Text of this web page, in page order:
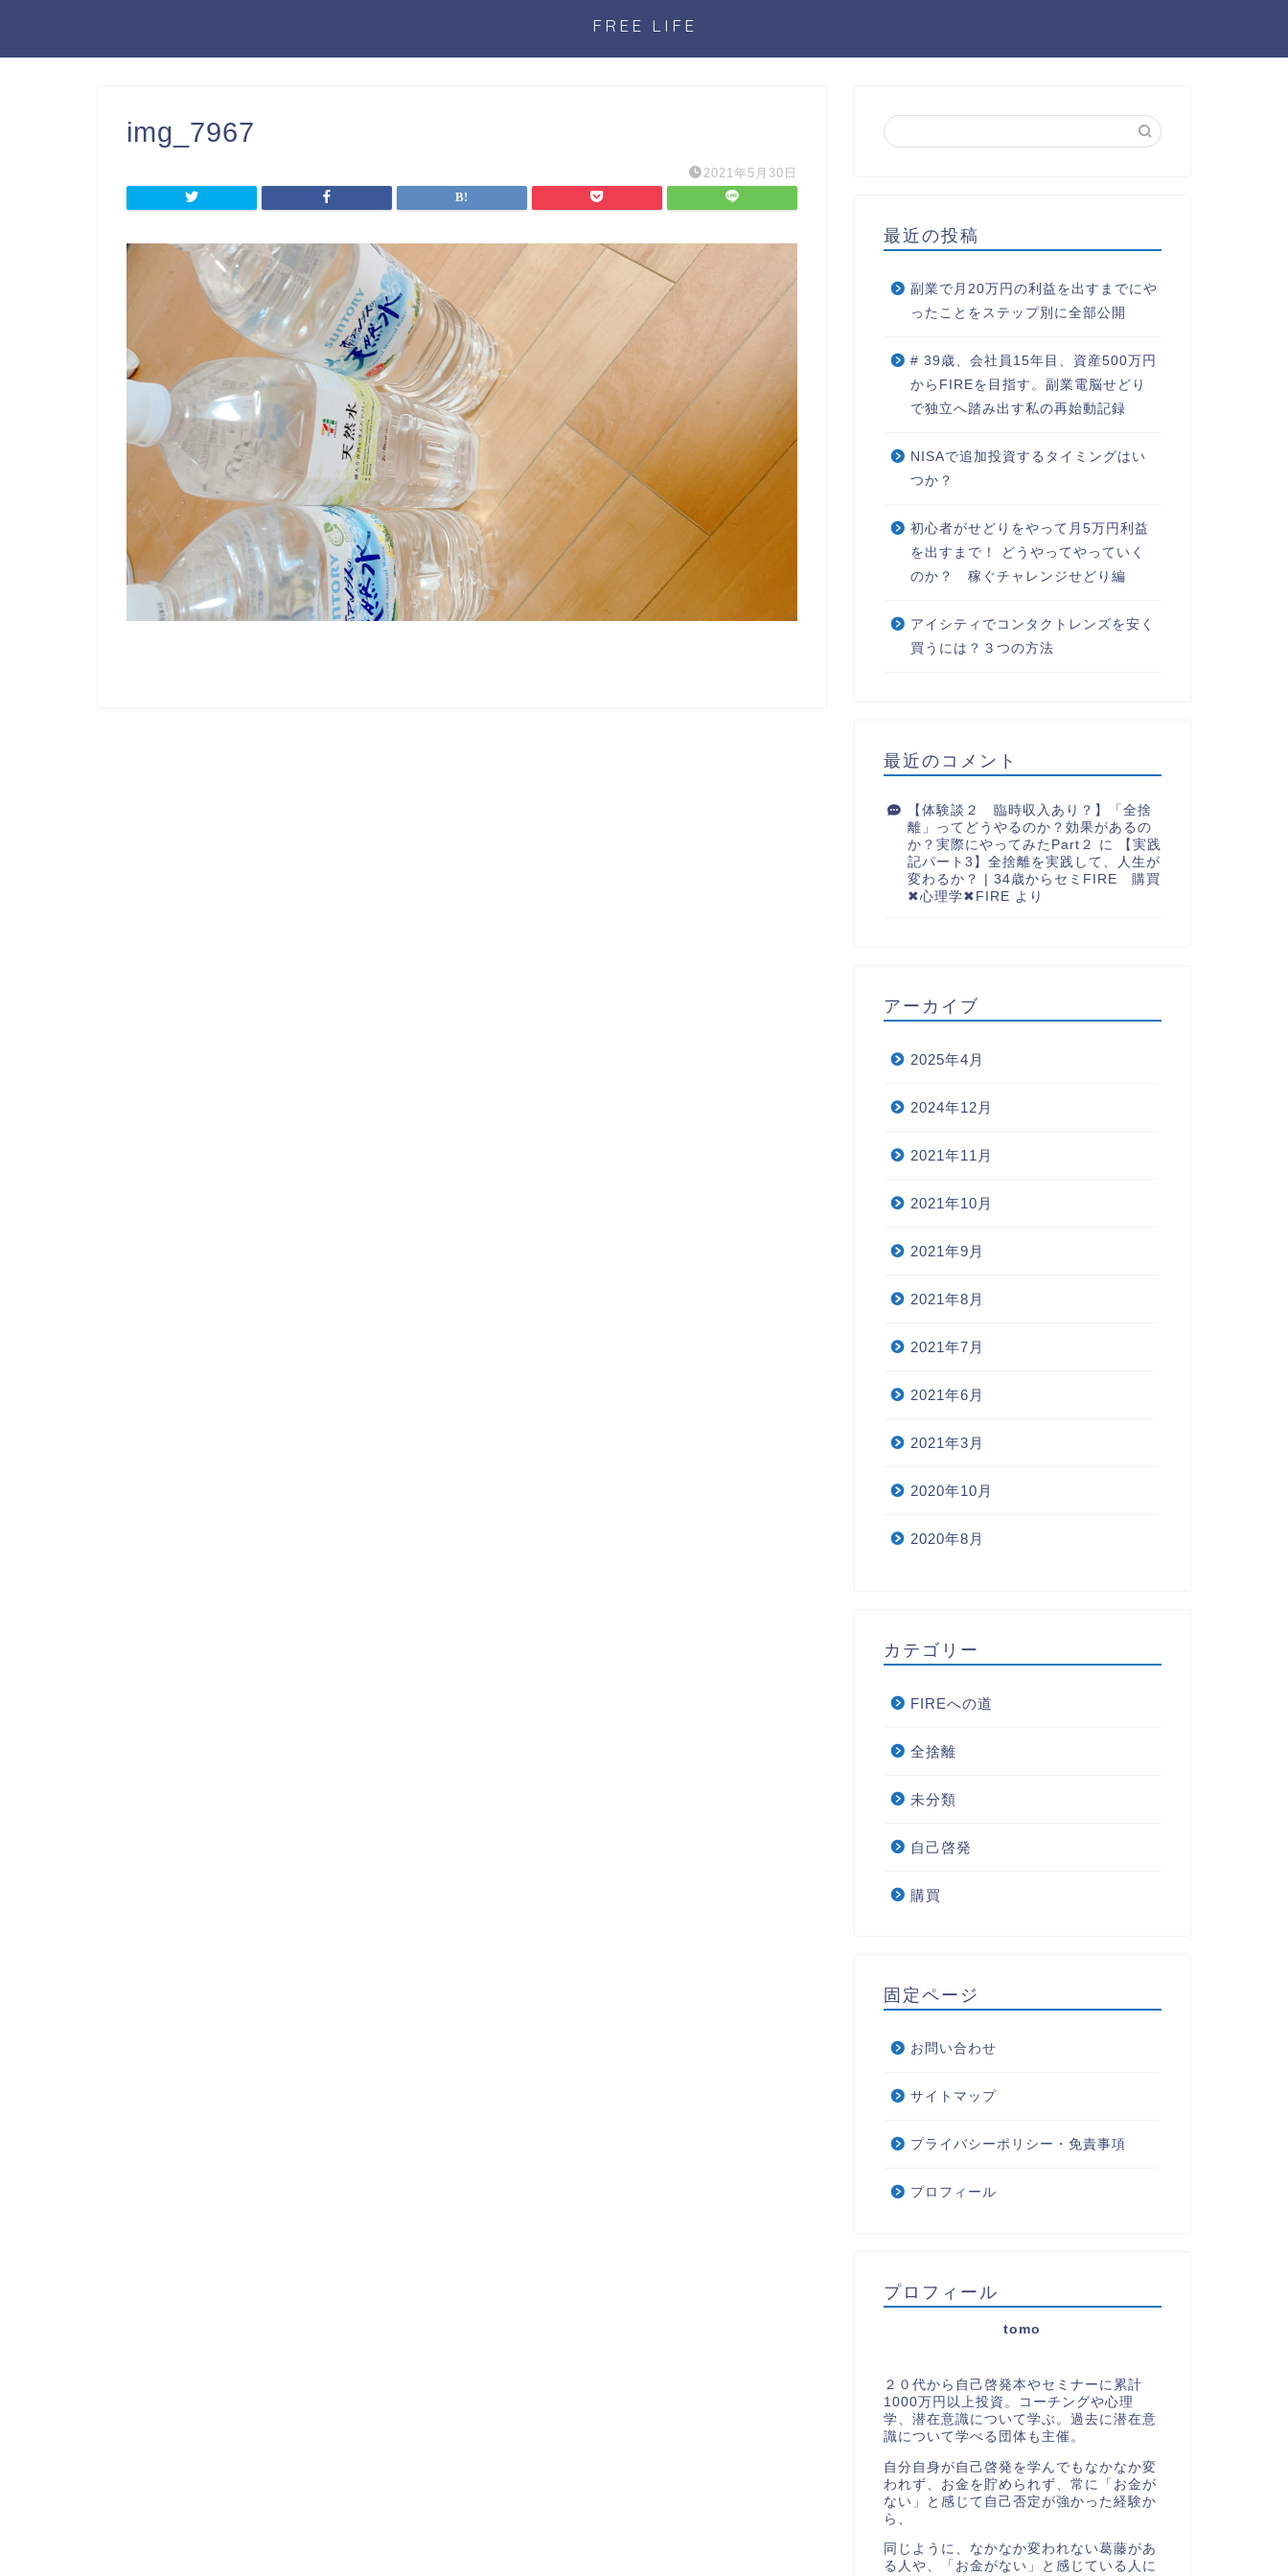
FREE LIFE
img_7967
2021年5月30日
最近の投稿
副業で月20万円の利益を出すまでにや
ったことをステップ別に全部公開
# 39歳、会社員15年目、資産500万円
からFIREを目指す。副業電脳せどり
で独立へ踏み出す私の再始動記録
NISAで追加投資するタイミングはい
つか？
初心者がせどりをやって月5万円利益
を出すまで！ どうやってやっていく
のか？ 稼ぐチャレンジせどり編
アイシティでコンタクトレンズを安く
買うには？３つの方法
最近のコメント
【体験談２ 臨時収入あり？】「全捨
離」ってどうやるのか？効果があるの
か？実際にやってみたPart２
に
【実践
記パート3】全捨離を実践して、人生が
変わるか？ | 34歳からセミFIRE 購買
✖︎心理学✖︎FIRE より
アーカイブ
2025年4月
2024年12月
2021年11月
2021年10月
2021年9月
2021年8月
2021年7月
2021年6月
2021年3月
2020年10月
2020年8月
カテゴリー
FIREへの道
全捨離
未分類
自己啓発
購買
固定ページ
お問い合わせ
サイトマップ
プライバシーポリシー・免責事項
プロフィール
プロフィール
tomo
２０代から自己啓発本やセミナーに累計
1000万円以上投資。コーチングや心理
学、潜在意識について学ぶ。過去に潜在意
識について学べる団体も主催。
自分自身が自己啓発を学んでもなかなか変
われず、お金を貯められず、常に「お金が
ない」と感じて自己否定が強かった経験か
ら、
同じように、なかなか変われない葛藤があ
る人や、「お金がない」と感じている人に